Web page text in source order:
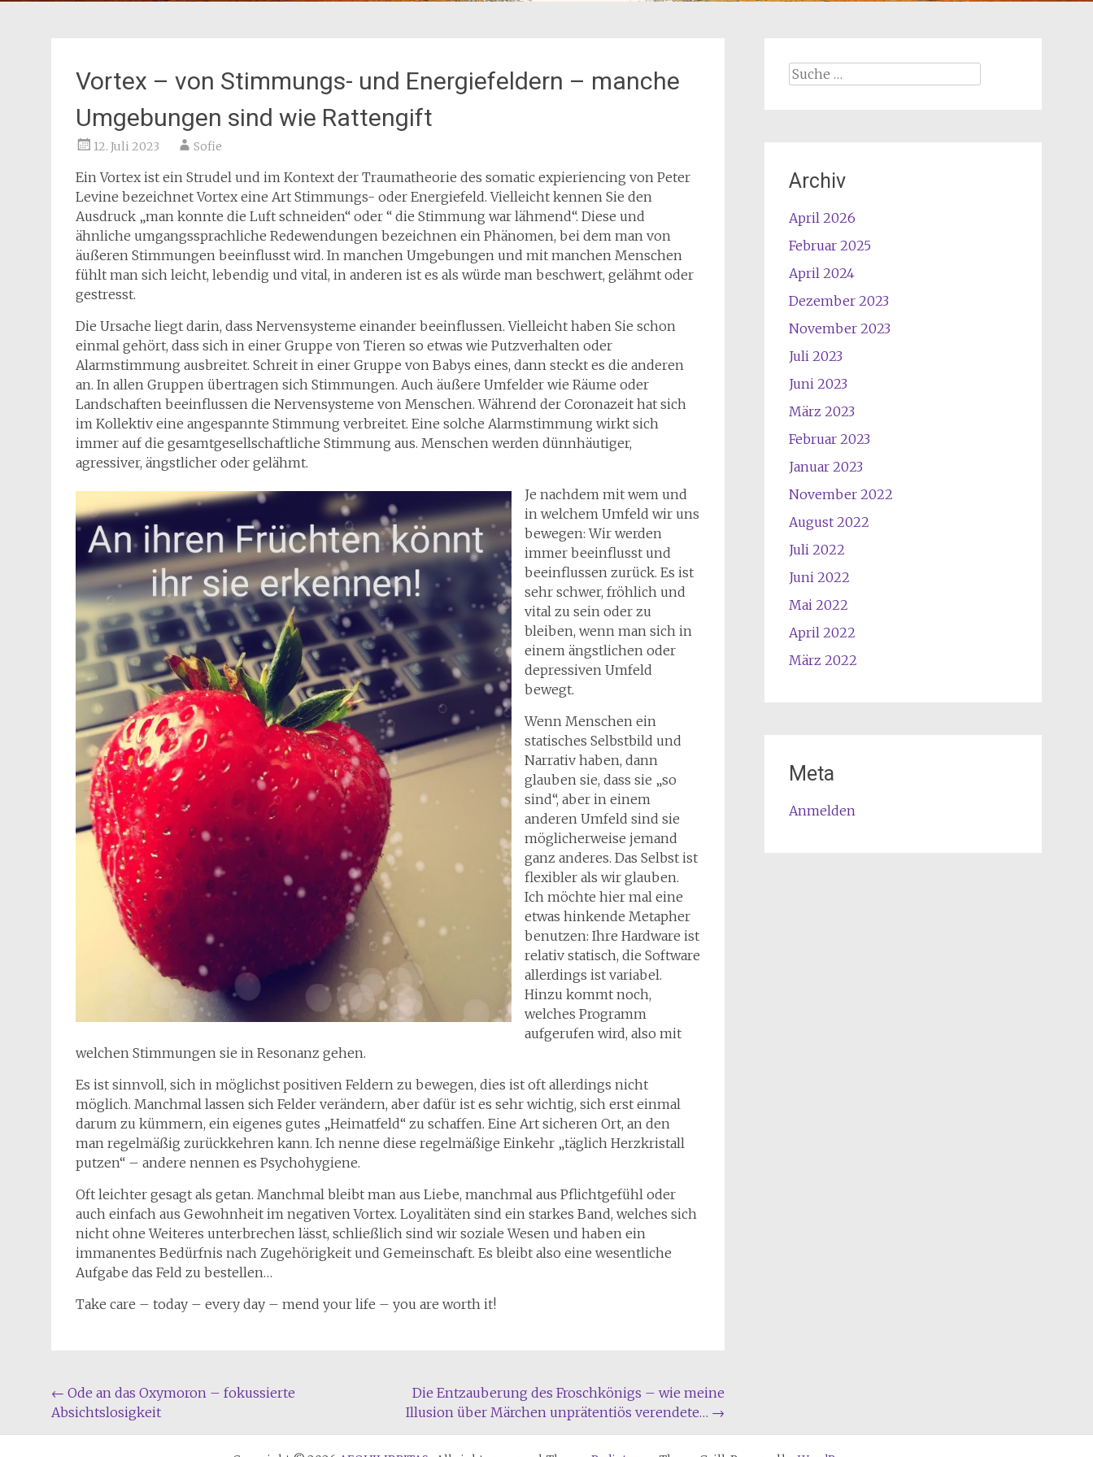
Vortex – von Stimmungs- und Energiefeldern – manche
Umgebungen sind wie Rattengift
12. Juli 2023 Sofie
Ein Vortex ist ein Strudel und im Kontext der Traumatheorie des somatic expieriencing von Peter
Levine bezeichnet Vortex eine Art Stimmungs- oder Energiefeld. Vielleicht kennen Sie den
Ausdruck „man konnte die Luft schneiden“ oder “ die Stimmung war lähmend“. Diese und
ähnliche umgangssprachliche Redewendungen bezeichnen ein Phänomen, bei dem man von
äußeren Stimmungen beeinflusst wird. In manchen Umgebungen und mit manchen Menschen
fühlt man sich leicht, lebendig und vital, in anderen ist es als würde man beschwert, gelähmt oder
gestresst.
Die Ursache liegt darin, dass Nervensysteme einander beeinflussen. Vielleicht haben Sie schon
einmal gehört, dass sich in einer Gruppe von Tieren so etwas wie Putzverhalten oder
Alarmstimmung ausbreitet. Schreit in einer Gruppe von Babys eines, dann steckt es die anderen
an. In allen Gruppen übertragen sich Stimmungen. Auch äußere Umfelder wie Räume oder
Landschaften beeinflussen die Nervensysteme von Menschen. Während der Coronazeit hat sich
im Kollektiv eine angespannte Stimmung verbreitet. Eine solche Alarmstimmung wirkt sich
immer auf die gesamtgesellschaftliche Stimmung aus. Menschen werden dünnhäutiger,
agressiver, ängstlicher oder gelähmt.
Je nachdem mit wem und
in welchem Umfeld wir uns
bewegen: Wir werden
immer beeinflusst und
beeinflussen zurück. Es ist
sehr schwer, fröhlich und
vital zu sein oder zu
bleiben, wenn man sich in
einem ängstlichen oder
depressiven Umfeld
bewegt.
Wenn Menschen ein
statisches Selbstbild und
Narrativ haben, dann
glauben sie, dass sie „so
sind“, aber in einem
anderen Umfeld sind sie
möglicherweise jemand
ganz anderes. Das Selbst ist
flexibler als wir glauben.
Ich möchte hier mal eine
etwas hinkende Metapher
benutzen: Ihre Hardware ist
relativ statisch, die Software
allerdings ist variabel.
Hinzu kommt noch,
welches Programm
aufgerufen wird, also mit
welchen Stimmungen sie in Resonanz gehen.
Es ist sinnvoll, sich in möglichst positiven Feldern zu bewegen, dies ist oft allerdings nicht
möglich. Manchmal lassen sich Felder verändern, aber dafür ist es sehr wichtig, sich erst einmal
darum zu kümmern, ein eigenes gutes „Heimatfeld“ zu schaffen. Eine Art sicheren Ort, an den
man regelmäßig zurückkehren kann. Ich nenne diese regelmäßige Einkehr „täglich Herzkristall
putzen“ – andere nennen es Psychohygiene.
Oft leichter gesagt als getan. Manchmal bleibt man aus Liebe, manchmal aus Pflichtgefühl oder
auch einfach aus Gewohnheit im negativen Vortex. Loyalitäten sind ein starkes Band, welches sich
nicht ohne Weiteres unterbrechen lässt, schließlich sind wir soziale Wesen und haben ein
immanentes Bedürfnis nach Zugehörigkeit und Gemeinschaft. Es bleibt also eine wesentliche
Aufgabe das Feld zu bestellen…
Take care – today – every day – mend your life – you are worth it!
Beitragsnavigation
← Ode an das Oxymoron – fokussierte
Absichtslosigkeit
Die Entzauberung des Froschkönigs – wie meine
Illusion über Märchen unprätentiös verendete… →
Suche
Archiv
April 2026
Februar 2025
April 2024
Dezember 2023
November 2023
Juli 2023
Juni 2023
März 2023
Februar 2023
Januar 2023
November 2022
August 2022
Juli 2022
Juni 2022
Mai 2022
April 2022
März 2022
Meta
Anmelden